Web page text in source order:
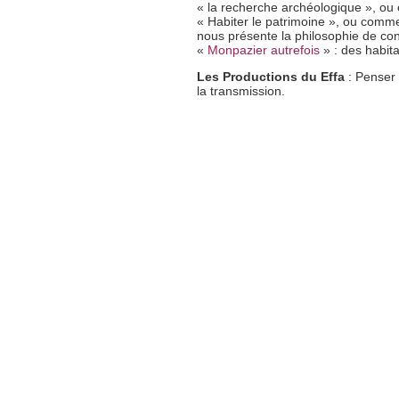
« la recherche archéologique »,
« Habiter le patrimoine », ou
nous présente la philosophie de
« Monpazier autrefois» : des
Les Productions du Effa : Penser
la transmission.